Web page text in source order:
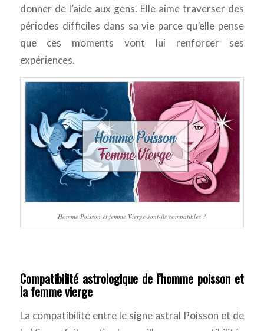
donner de l’aide aux gens. Elle aime traverser des
périodes difficiles dans sa vie parce qu’elle pense
que ces moments vont lui renforcer ses
expériences.
Homme Poisson et femme Vierge sont-ils compatibles ?
Compatibilité astrologique de l’homme poisson et
la femme vierge
La compatibilité entre le signe astral Poisson et de